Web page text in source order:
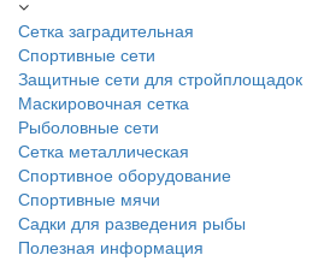
Сетка заградительная
Спортивные сети
Защитные сети для стройплощадок
Маскировочная сетка
Рыболовные сети
Сетка металлическая
Спортивное оборудование
Спортивные мячи
Садки для разведения рыбы
Полезная информация